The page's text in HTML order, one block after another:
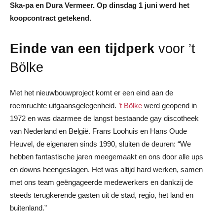
Ska-pa en Dura Vermeer. Op dinsdag 1 juni werd het
koopcontract getekend.
Einde van een tijdperk voor ’t
Bölke
Met het nieuwbouwproject komt er een eind aan de
roemruchte uitgaansgelegenheid. ’t Bölke werd geopend in
1972 en was daarmee de langst bestaande gay discotheek
van Nederland en België. Frans Loohuis en Hans Oude
Heuvel, de eigenaren sinds 1990, sluiten de deuren: “We
hebben fantastische jaren meegemaakt en ons door alle ups
en downs heengeslagen. Het was altijd hard werken, samen
met ons team geëngageerde medewerkers en dankzij de
steeds terugkerende gasten uit de stad, regio, het land en
buitenland.”